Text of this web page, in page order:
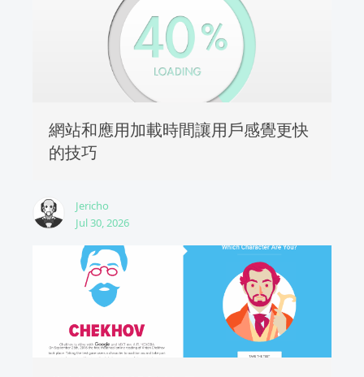
網站和應用加載時間讓用戶感覺更快
的技巧
Jericho
Jul 30, 2026